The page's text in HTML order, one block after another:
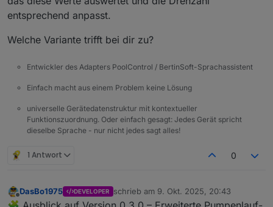
Solarstrom länger)
Ruhezeiten, individuelle Texte)
Vergleichswerten
Zubehörsteuerung (Licht, Gegenstromanlage,
💬 GitHub
verfügbar:
ntrol
Tests und Anregungen aus der Community.
Viele Grüße
Bo
entsprechend anpasst.
Welche Variante trifft bei dir zu?
Entwickler des Adapters PoolControl / BertinSoft-Sprachassistent
Einfach macht aus einem Problem keine Lösung
universelle Gerätedatenstruktur mit kontextueller
Funktionszuordnung. Oder einfach gesagt: Jedes Gerät spricht
dieselbe Sprache - nur nicht jedes sagt alles!
1 Antwort 0
Offline
DasBo1975 DEVELOPER schrieb am 9. Okt. 2025, 20:43
zuletzt editiert von